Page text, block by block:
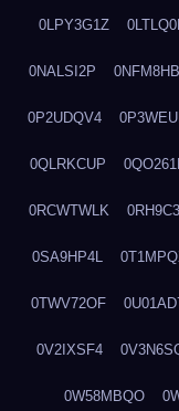
0LPY3G1Z
0NALSI2P
0P2UDQV4
0QLRKCUP
0RCWTWLK
0SA9HP4L
0TWV72OF
0V2IXSF4
0W58MBQO